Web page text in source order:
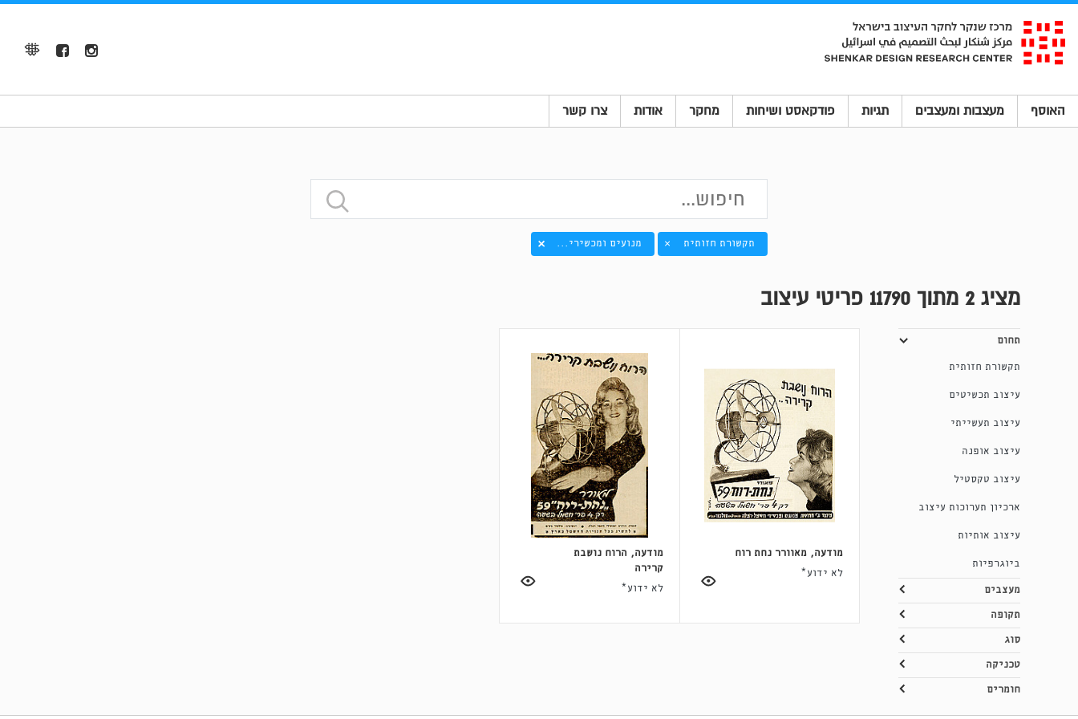
האוסף מעצבות ומעצבים תגיות פודקאסט ושיחות מחקר אודות צרו קשר
תקשורת חזותית × מנועים ומכשירי...
מציג 2 מתוך 11790 פריטי עיצוב
תחום
תקשורת חזותית
עיצוב תכשיטים
עיצוב תעשייתי
עיצוב אופנה
עיצוב טקסטיל
ארכיון תערוכות עיצוב
עיצוב אותיות
ביוגרפיות
מעצבים
תקופה
סוג
טכניקה
חומרים
מודעה, מאוורר נחת רוח
לא ידוע*
מודעה, הרוח נושבת
קרירה
לא ידוע*